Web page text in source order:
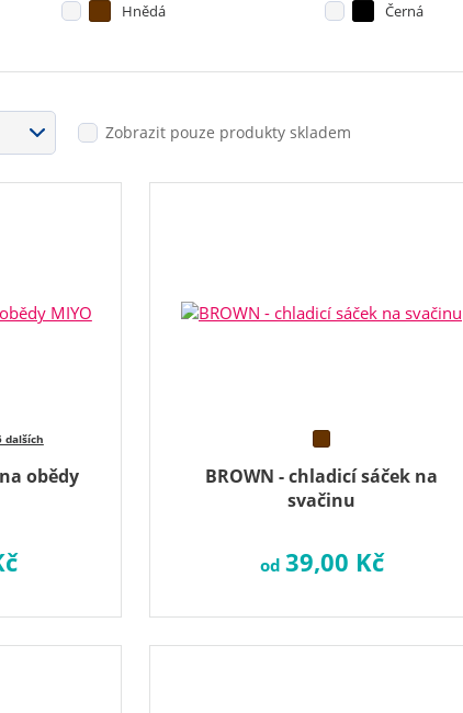
Hnědá Černá
Zobrazit pouze produkty skladem
obědy
dalších
BROWN - chladicí sáček na
svačinu
od 39,00 Kč